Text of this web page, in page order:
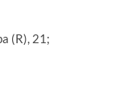
(R), 21;